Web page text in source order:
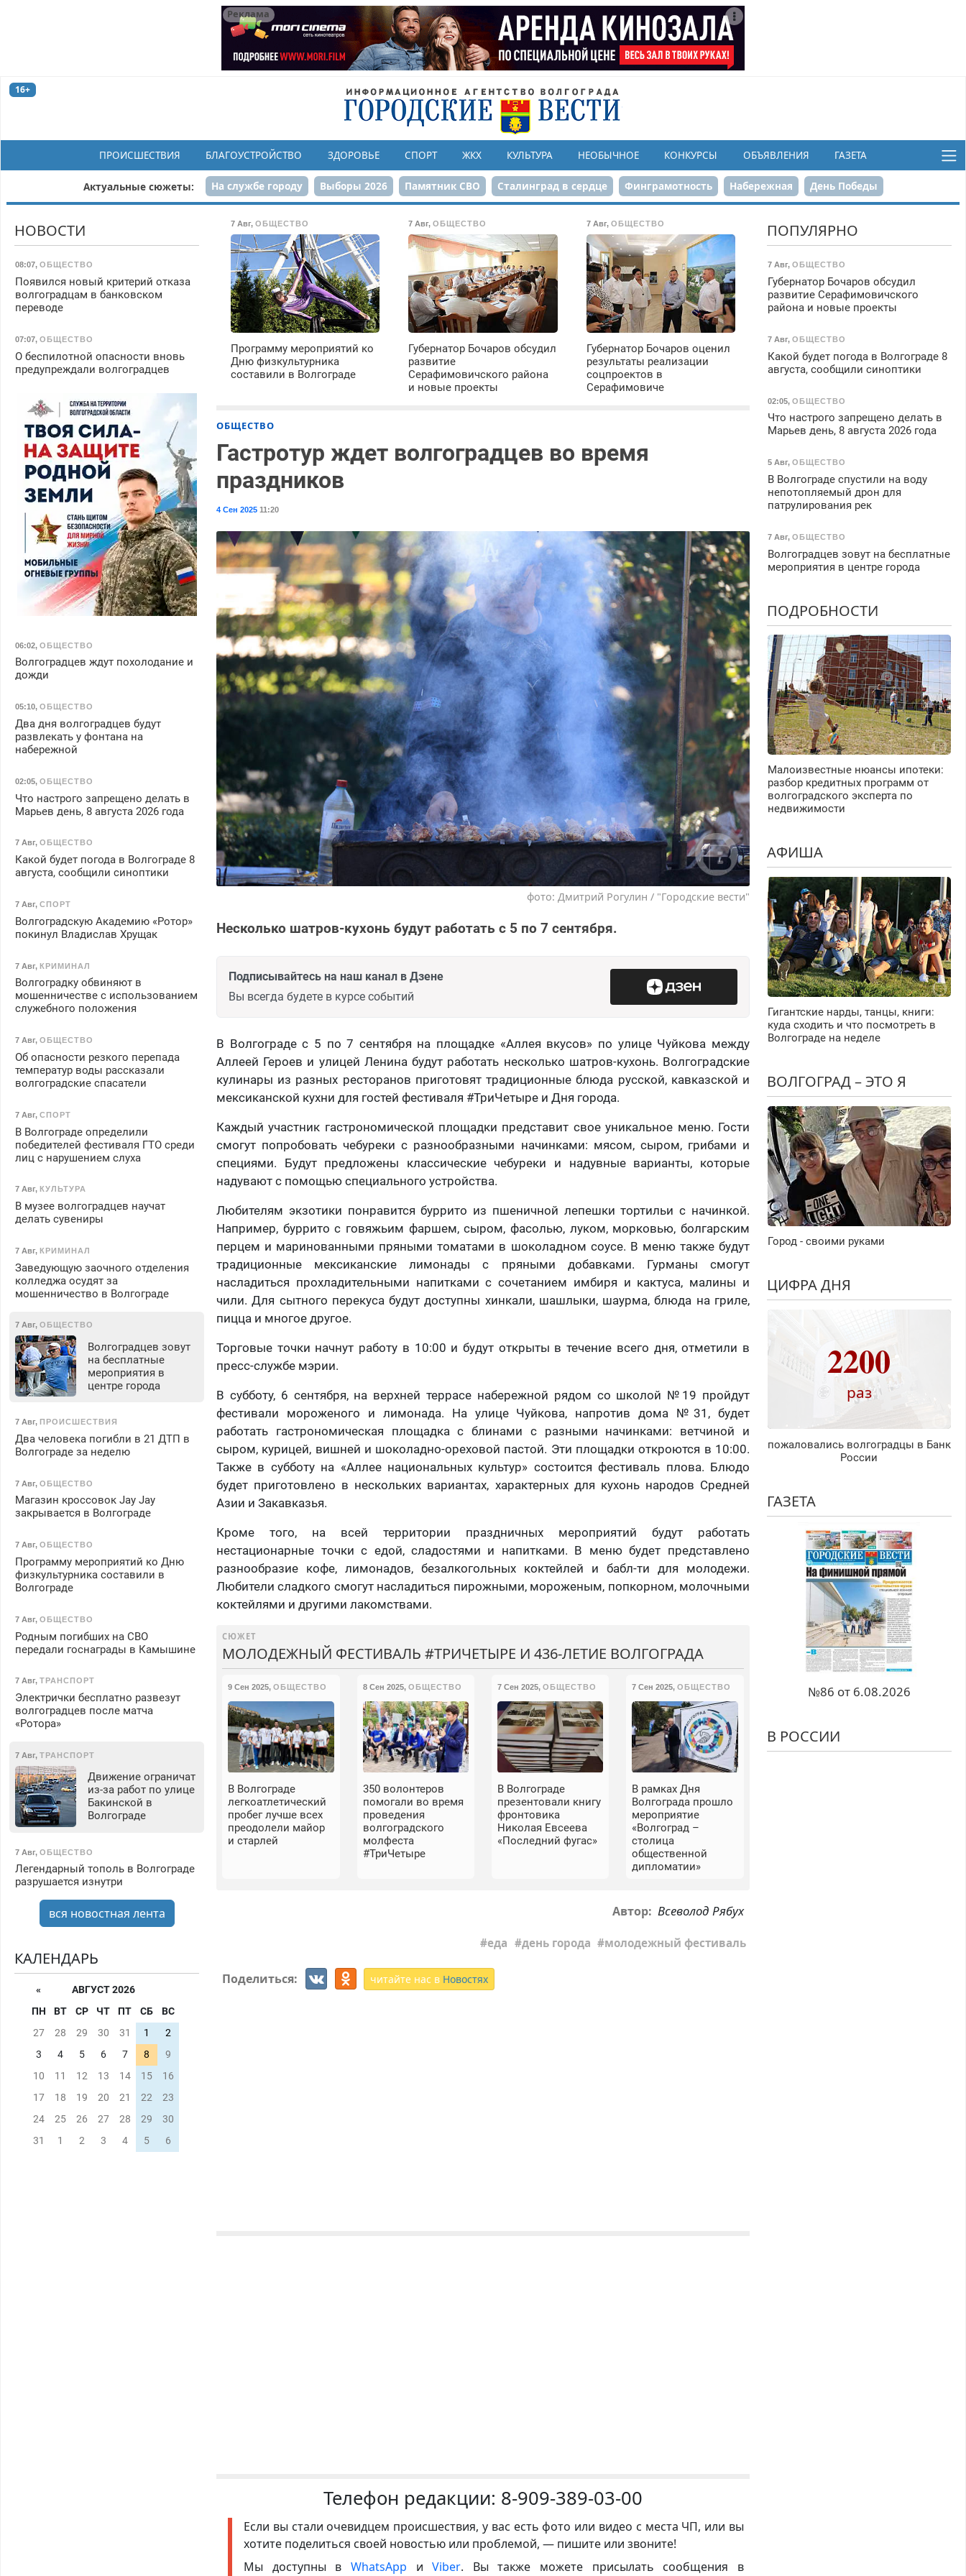
Реклама
16+
ПРОИСШЕСТВИЯ БЛАГОУСТРОЙСТВО ЗДОРОВЬЕ СПОРТ ЖКХ КУЛЬТУРА НЕОБЫЧНОЕ КОНКУРСЫ ОБЪЯВЛЕНИЯ ГАЗЕТА
Актуальные сюжеты: На службе городу Выборы 2026 Памятник СВО Сталинград в сердце Финграмотность Набережная День Победы
Реконструкция ЦПКиО 80-летие Победы Парк Героев-летчиков
7 Авг,ОБЩЕСТВО
Программу мероприятий ко
Дню физкультурника
составили в Волгограде
7 Авг,ОБЩЕСТВО
Губернатор Бочаров обсудил
развитие
Серафимовичского района
и новые проекты
7 Авг, ОБЩЕСТВО
Губернатор Бочаров оценил
результаты реализации
соцпроектов в
Серафимовиче
ОБЩЕСТВО
Гастротур ждет волгоградцев во время
праздников
4 Сен 2025 11:20
фото: Дмитрий Рогулин / "Городские вести"
Несколько шатров-кухонь будут работать с 5 по 7 сентября.
Подписывайтесь на наш канал в Дзене
Вы всегда будете в курсе событий
В Волгограде с 5 по 7 сентября на площадке «Аллея вкусов» по улице Чуйкова между
Аллеей Героев и улицей Ленина будут работать несколько шатров-кухонь. Волгоградские
кулинары из разных ресторанов приготовят традиционные блюда русской, кавказской и
мексиканской кухни для гостей фестиваля #ТриЧетыре и Дня города.
Каждый участник гастрономической площадки представит свое уникальное меню. Гости
смогут попробовать чебуреки с разнообразными начинками: мясом, сыром, грибами и
специями. Будут предложены классические чебуреки и надувные варианты, которые
надувают с помощью специального устройства.
Любителям экзотики понравится буррито из пшеничной лепешки тортильи с начинкой.
Например, буррито с говяжьим фаршем, сыром, фасолью, луком, морковью, болгарским
перцем и маринованными пряными томатами в шоколадном соусе. В меню также будут
традиционные мексиканские лимонады с пряными добавками. Гурманы смогут
насладиться прохладительными напитками с сочетанием имбиря и кактуса, малины и
чили. Для сытного перекуса будут доступны хинкали, шашлыки, шаурма, блюда на гриле,
пицца и многое другое.
Торговые точки начнут работу в 10:00 и будут открыты в течение всего дня, отметили в
пресс-службе мэрии.
В субботу, 6 сентября, на верхней террасе набережной рядом со школой №19 пройдут
фестивали мороженого и лимонада. На улице Чуйкова, напротив дома №31, будет
работать гастрономическая площадка с блинами с разными начинками: ветчиной и
сыром, курицей, вишней и шоколадно-ореховой пастой. Эти площадки откроются в 10:00.
Также в субботу на «Аллее национальных культур» состоится фестиваль плова. Блюдо
будет приготовлено в нескольких вариантах, характерных для кухонь народов Средней
Азии и Закавказья.
Кроме того, на всей территории праздничных мероприятий будут работать
нестационарные точки с едой, сладостями и напитками. В меню будет представлено
разнообразие кофе, лимонадов, безалкогольных коктейлей и бабл-ти для молодежи.
Любители сладкого смогут насладиться пирожными, мороженым, попкорном, молочными
коктейлями и другими лакомствами.
СЮЖЕТ
МОЛОДЕЖНЫЙ ФЕСТИВАЛЬ #ТРИЧЕТЫРЕ И 436-ЛЕТИЕ ВОЛГОГРАДА
9 Сен 2025,ОБЩЕСТВО
В Волгограде
легкоатлетический
пробег лучше всех
преодолели майор
и старлей
8 Сен 2025, ОБЩЕСТВО
350 волонтеров
помогали во время
проведения
волгоградского
молфеста
#ТриЧетыре
7 Сен 2025, ОБЩЕСТВО
В Волгограде
презентовали книгу
фронтовика
Николая Евсеева
«Последний фугас»
7 Сен 2025,ОБЩЕСТВО
В рамках Дня
Волгограда прошло
мероприятие
«Волгоград –
столица
общественной
дипломатии»
Автор: Всеволод Рябух
еда день города молодежный фестиваль
Поделиться: читайте нас в Новостях
Телефон редакции: 8-909-389-03-00
Если вы стали очевидцем происшествия, у вас есть фото или видео с места ЧП, или вы
хотите поделиться своей новостью или проблемой, — пишите или звоните!
Мы доступны в WhatsApp иViber. Вы также можете присылать сообщения в
НОВОСТИ
08:07, ОБЩЕСТВО
Появился новый критерий отказа
волгоградцам в банковском
переводе
07:07, ОБЩЕСТВО
О беспилотной опасности вновь
предупреждали волгоградцев
06:02, ОБЩЕСТВО
Волгоградцев ждут похолодание и
дожди
05:10, ОБЩЕСТВО
Два дня волгоградцев будут
развлекать у фонтана на
набережной
02:05, ОБЩЕСТВО
Что настрого запрещено делать в
Марьев день, 8 августа 2026 года
7 Авг, ОБЩЕСТВО
Какой будет погода в Волгограде 8
августа, сообщили синоптики
7 Авг, СПОРТ
Волгоградскую Академию «Ротор»
покинул Владислав Хрущак
7 Авг, КРИМИНАЛ
Волгоградку обвиняют в
мошенничестве с использованием
служебного положения
7 Авг, ОБЩЕСТВО
Об опасности резкого перепада
температур воды рассказали
волгоградские спасатели
7 Авг, СПОРТ
В Волгограде определили
победителей фестиваля ГТО среди
лиц с нарушением слуха
7 Авг, КУЛЬТУРА
В музее волгоградцев научат
делать сувениры
7 Авг, КРИМИНАЛ
Заведующую заочного отделения
колледжа осудят за
мошенничество в Волгограде
7 Авг, ОБЩЕСТВО
Волгоградцев зовут
на бесплатные
мероприятия в
центре города
7 Авг, ПРОИСШЕСТВИЯ
Два человека погибли в 21 ДТП в
Волгограде за неделю
7 Авг, ОБЩЕСТВО
Магазин кроссовок Jay Jay
закрывается в Волгограде
7 Авг, ОБЩЕСТВО
Программу мероприятий ко Дню
физкультурника составили в
Волгограде
7 Авг, ОБЩЕСТВО
Родным погибших на СВО
передали госнаграды в Камышине
7 Авг, ТРАНСПОРТ
Электрички бесплатно развезут
волгоградцев после матча
«Ротора»
7 Авг, ТРАНСПОРТ
Движение ограничат
из-за работ по улице
Бакинской в
Волгограде
7 Авг, ОБЩЕСТВО
Легендарный тополь в Волгограде
разрушается изнутри
вся новостная лента
КАЛЕНДАРЬ
«
АВГУСТ 2026
ПН
ВТ СР ЧТ ПТ СБ
ВС
27
28 29 30 31 1
2
3
4 5 6 7 8
9
10
11 12 13 14 15
16
17
18 19 20 21 22
23
24
25 26 27 28 29
30
31
1 2 3 4 5 6
ПОПУЛЯРНО
7 Авг, ОБЩЕСТВО
Губернатор Бочаров обсудил
развитие Серафимовичского
района и новые проекты
7 Авг, ОБЩЕСТВО
Какой будет погода в Волгограде 8
августа, сообщили синоптики
02:05, ОБЩЕСТВО
Что настрого запрещено делать в
Марьев день, 8 августа 2026 года
5 Авг, ОБЩЕСТВО
В Волгограде спустили на воду
непотопляемый дрон для
патрулирования рек
7 Авг, ОБЩЕСТВО
Волгоградцев зовут на бесплатные
мероприятия в центре города
ПОДРОБНОСТИ
Малоизвестные нюансы ипотеки:
разбор кредитных программ от
волгоградского эксперта по
недвижимости
АФИША
Гигантские нарды, танцы, книги:
куда сходить и что посмотреть в
Волгограде на неделе
ВОЛГОГРАД – ЭТО Я
Город - своими руками
ЦИФРА ДНЯ
2200
раз
пожаловались волгоградцы в Банк
России
ГАЗЕТА
№86 от 6.08.2026
В РОССИИ